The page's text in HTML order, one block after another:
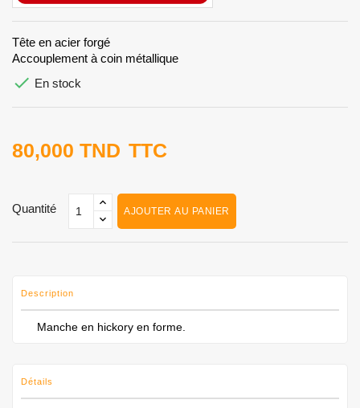
Tête en acier forgé
Accouplement à coin métallique
 En stock
80,000 TND TTC
Quantité AJOUTER AU PANIER
Description
Manche en hickory en forme.
Détails